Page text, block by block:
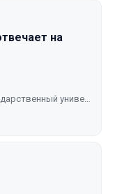
на
Воронежский государственный университет